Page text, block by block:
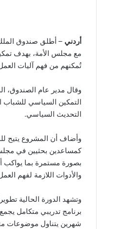
أردني – أطلق صندوق الملك
مع مجلس الأمة، بهدف
تُمكنهم من فهم آليات
وقال مدير عام الصندوق،
التمكين السياسي للشباب
التحديث السياسي.
وأضاف أن المشروع يتيح
كمساعدين بحثيين في
بصورة مستمرة بما يواكب
والأدوات اللازمة لفهم
وتشهد الدورة الحالية
برنامج تدريبي متكامل
شهرين يتناول موضوعات